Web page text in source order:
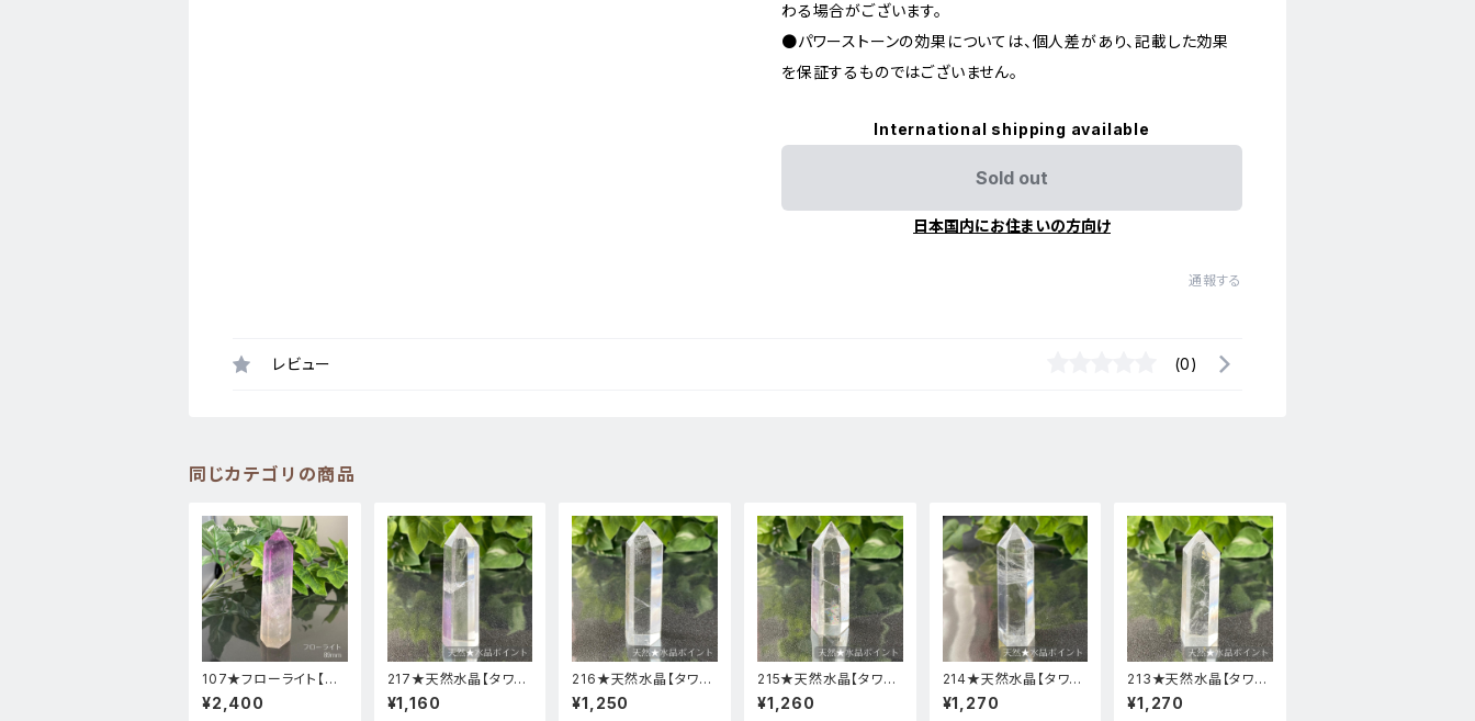
わる場合がございます。
●パワーストーンの効果については、個人差があり、記載した効果
を保証するものではございません。
International shipping available
Sold out
日本国内にお住まいの方向け
通報する
レビュー (0)
同じカテゴリの商品
107★フローライト【タ
ワー・ポイント】天然石
パワーストーンインテリ
¥2,400
217★天然水晶【タワ
ー・ポイント・原石】天然
石インテリア置物風水
¥1,160
216★天然水晶【タワ
ー・ポイント・原石】天然
石インテリア置物風水
¥1,250
215★天然水晶【タワ
ー・ポイント・原石】天然
石インテリア置物風水
¥1,260
214★天然水晶【タワ
ー・ポイント・原石】天然
石インテリア置物風水
¥1,270
213★天然水晶【タワ
ー・ポイント・原石】天然
石インテリア置物風水
¥1,270